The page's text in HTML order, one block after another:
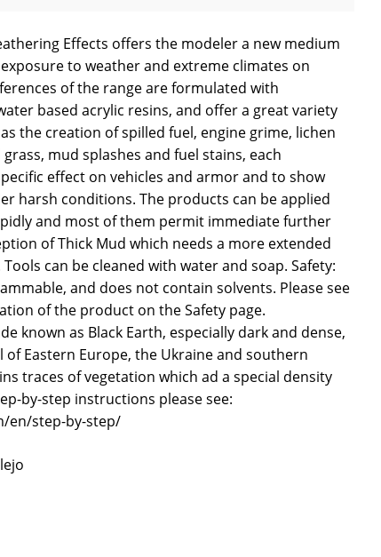
Effects offers the modeler a new medium
to weather and extreme climates on
of the range are formulated with
based acrylic resins, and offer a great variety
the creation of spilled fuel, engine grime, lichen
mud splashes and fuel stains, each
effect on vehicles and armor and to show
harsh conditions. The products can be applied
and most of them permit immediate further
of Thick Mud which needs a more extended
can be cleaned with water and soap. Safety:
and does not contain solvents. Please see
of the product on the Safety page.
known as Black Earth, especially dark and dense,
Eastern Europe, the Ukraine and southern
traces of vegetation which ad a special density
by-step instructions please see:
en/step-by-step/